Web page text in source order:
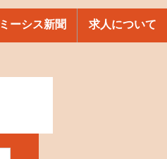
ミーシス新聞 求人について